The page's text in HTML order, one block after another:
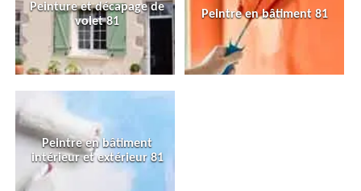
Peinture et décapage de
volet 81
Peintre en bâtiment 81
Peintre en bâtiment
intérieur et extérieur 81